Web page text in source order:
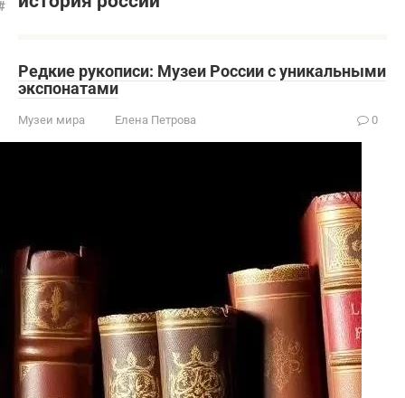
Редкие рукописи: Музеи России с уникальными
экспонатами
Музеи мира Елена Петрова 0